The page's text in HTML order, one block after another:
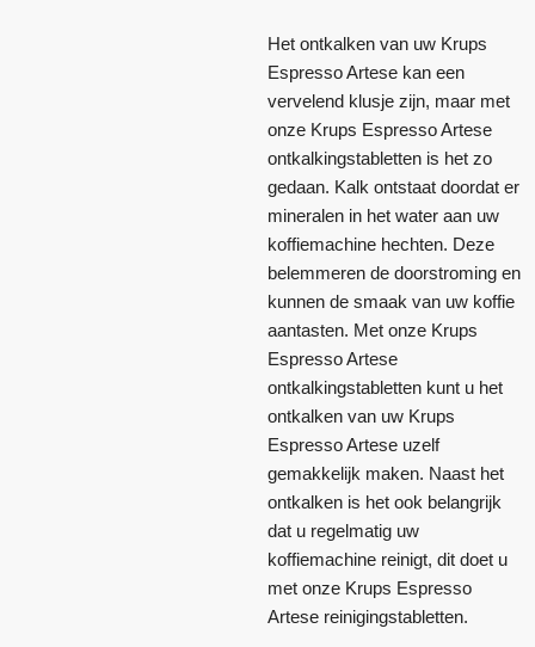
Het ontkalken van uw Krups
Espresso Artese kan een
vervelend klusje zijn, maar met
onze Krups Espresso Artese
ontkalkingstabletten is het zo
gedaan. Kalk ontstaat doordat er
mineralen in het water aan uw
koffiemachine hechten. Deze
belemmeren de doorstroming en
kunnen de smaak van uw koffie
aantasten. Met onze Krups
Espresso Artese
ontkalkingstabletten kunt u het
ontkalken van uw Krups
Espresso Artese uzelf
gemakkelijk maken. Naast het
ontkalken is het ook belangrijk
dat u regelmatig uw
koffiemachine reinigt, dit doet u
met onze Krups Espresso
Artese reinigingstabletten.